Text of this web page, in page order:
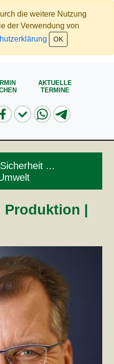
die weitere Nutzung
der Verwendung von
OK
AKTUELLE
TERMINE
...
Produktion |